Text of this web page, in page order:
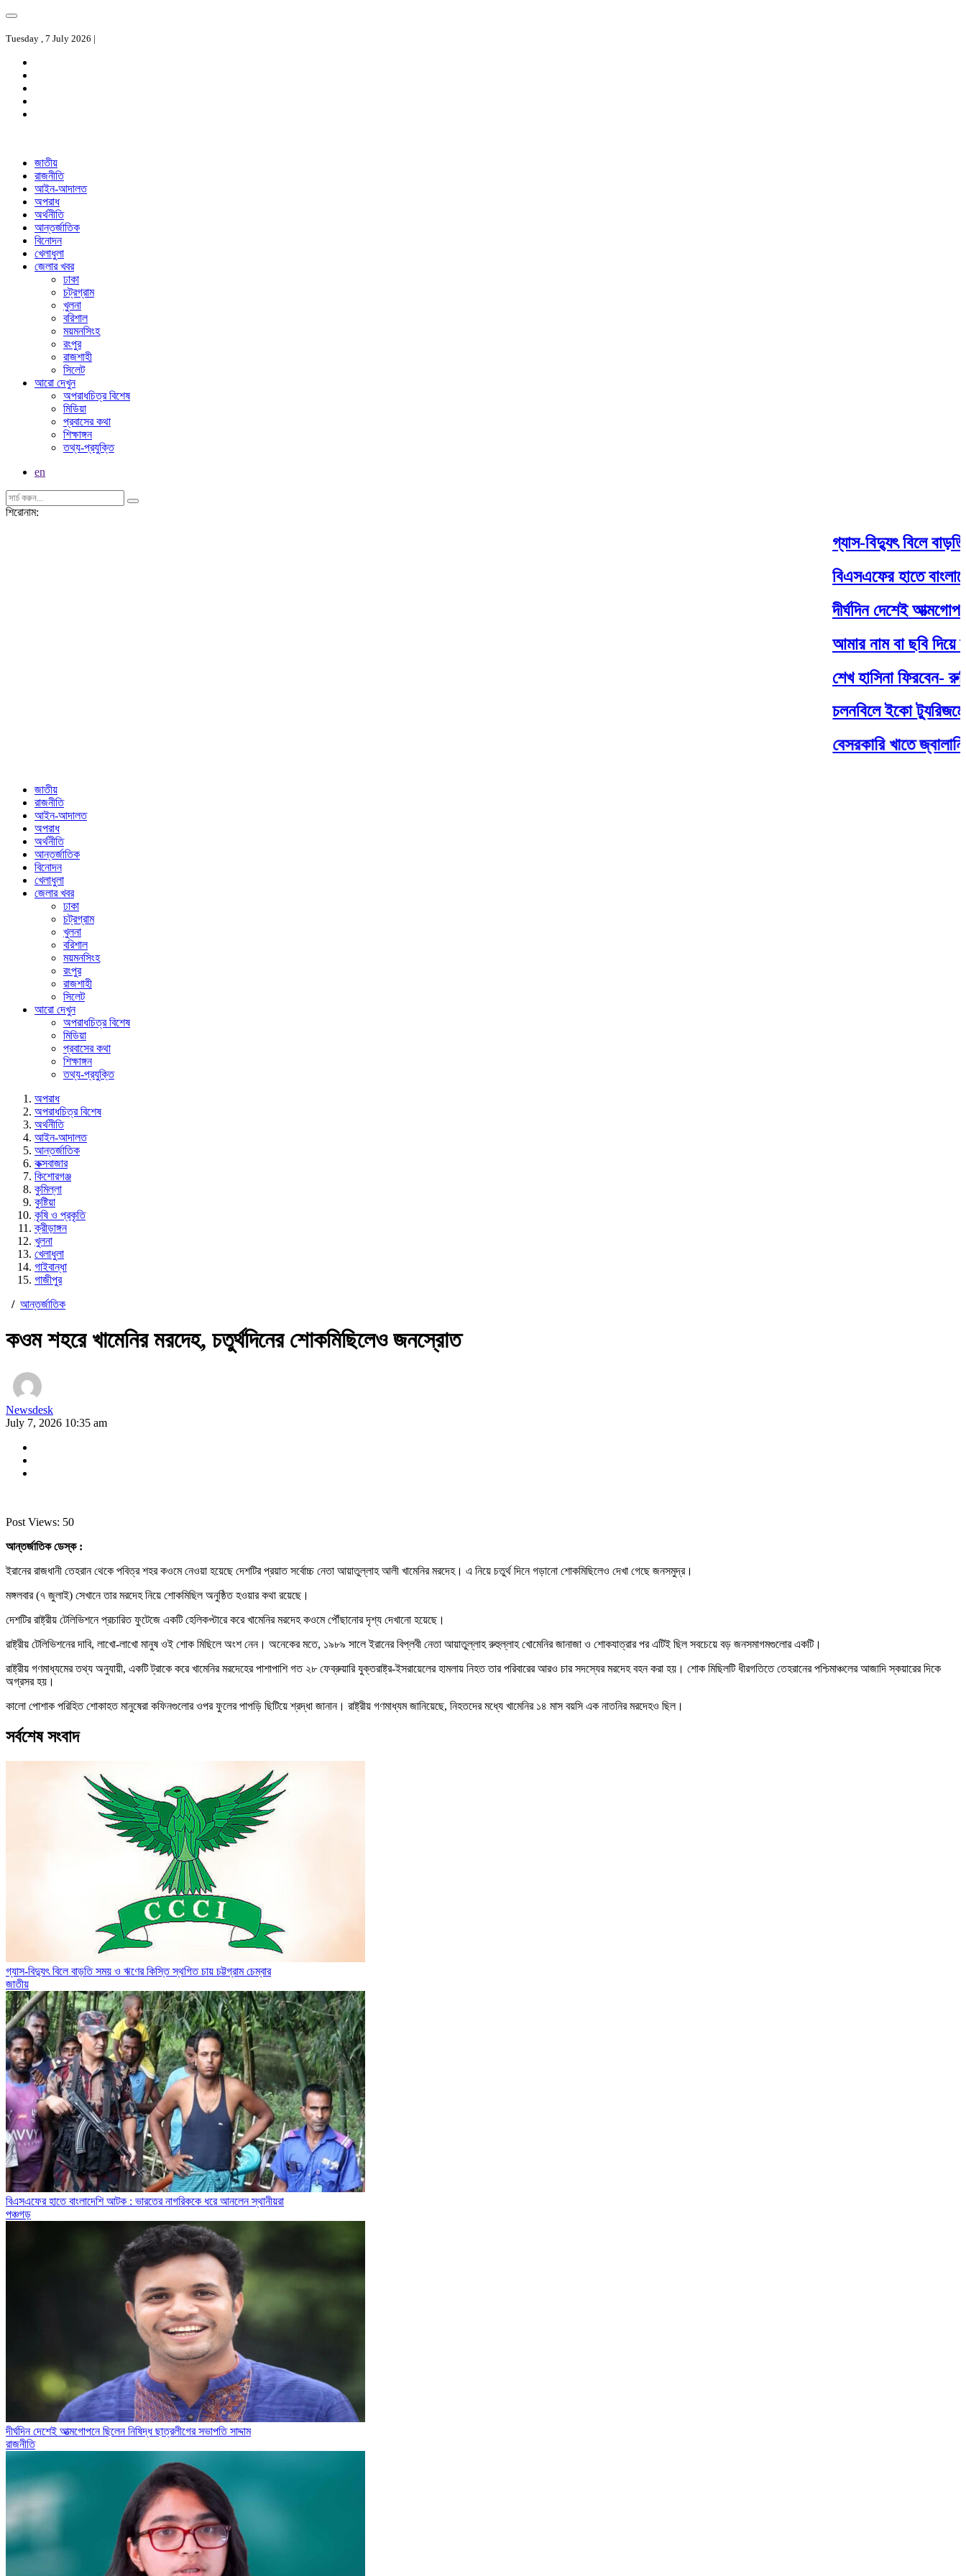
Tuesday , 7 July 2026 |
জাতীয়
রাজনীতি
আইন-আদালত
অপরাধ
অর্থনীতি
আন্তর্জাতিক
বিনোদন
খেলাধুলা
জেলার খবর
ঢাকা
চট্রগ্রাম
খুলনা
বরিশাল
ময়মনসিংহ
রংপুর
রাজশাহী
সিলেট
আরো দেখুন
অপরাধচিত্র বিশেষ
মিডিয়া
প্রবাসের কথা
শিক্ষাঙ্গন
তথ্য-প্রযুক্তি
en
শিরোনাম:
গ্যাস-বিদ্যুৎ বিলে বাড়তি
বিএসএফের হাতে
দীর্ঘদিন দেশেই আত্মগোপনে
আমার নাম বা ছবি দিয়ে যা
শেখ হাসিনা ফিরবেন-
চলনবিলে ইকো ট্যুরিজমের
বেসরকারি খাতে জ্বালানি
জাতীয়
রাজনীতি
আইন-আদালত
অপরাধ
অর্থনীতি
আন্তর্জাতিক
বিনোদন
খেলাধুলা
জেলার খবর
ঢাকা
চট্রগ্রাম
খুলনা
বরিশাল
ময়মনসিংহ
রংপুর
রাজশাহী
সিলেট
আরো দেখুন
অপরাধচিত্র বিশেষ
মিডিয়া
প্রবাসের কথা
শিক্ষাঙ্গন
তথ্য-প্রযুক্তি
অপরাধ
অপরাধচিত্র বিশেষ
অর্থনীতি
আইন-আদালত
আন্তর্জাতিক
কক্সবাজার
কিশোরগঞ্জ
কুমিল্লা
কুষ্টিয়া
কৃষি ও প্রকৃতি
ক্রীড়াঙ্গন
খুলনা
খেলাধুলা
গাইবান্ধা
গাজীপুর
/ আন্তর্জাতিক
কওম শহরে খামেনির মরদেহ, চতুর্থদিনের শোকমিছিলেও জনস্রোত
Newsdesk
July 7, 2026 10:35 am
Post Views: 50
আন্তর্জাতিক ডেস্ক :
ইরানের রাজধানী তেহরান থেকে পবিত্র শহর কওমে নেওয়া হয়েছে দেশটির প্রয়াত সর্বোচ্চ নেতা আয়াতুল্লাহ আলী খামেনির মরদেহ। এ নিয়ে চতুর্থ দিনে গড়ানো শোকমিছিলেও দেখা গেছে জনসমুদ্র।
মঙ্গলবার (৭ জুলাই) সেখানে তার মরদেহ নিয়ে শোকমিছিল অনুষ্ঠিত হওয়ার কথা রয়েছে।
দেশটির রাষ্ট্রীয় টেলিভিশনে প্রচারিত ফুটেজে একটি হেলিকপ্টারে করে খামেনির মরদেহ কওমে পৌঁছানোর দৃশ্য দেখানো হয়েছে।
রাষ্ট্রীয় টেলিভিশনের দাবি, লাখো-লাখো মানুষ ওই শোক মিছিলে অংশ নেন। অনেকের মতে, ১৯৮৯ সালে ইরানের বিপ্লবী নেতা আয়াতুল্লাহ রুহুল্লাহ খোমেনির জানাজা ও শোকযাত্রার পর এটিই ছিল সবচেয়ে বড় জনসমাগমগুলোর একটি।
রাষ্ট্রীয় গণমাধ্যমের তথ্য অনুযায়ী, একটি ট্রাকে করে খামেনির মরদেহের পাশাপাশি গত ২৮ ফেব্রুয়ারি যুক্তরাষ্ট্র-ইসরায়েলের হামলায় নিহত তার পরিবারের আরও চার সদস্যের মরদেহ বহন করা হয়। শোক মিছিলটি ধীরগতিতে তেহরানের পশ্চিমাঞ্চলের আজাদি স্কয়ারের দিকে
অগ্রসর হয়।
কালো পোশাক পরিহিত শোকাহত মানুষেরা কফিনগুলোর ওপর ফুলের পাপড়ি ছিটিয়ে শ্রদ্ধা জানান। রাষ্ট্রীয় গণমাধ্যম জানিয়েছে, নিহতদের মধ্যে খামেনির ১৪ মাস বয়সি এক নাতনির মরদেহও ছিল।
সর্বশেষ সংবাদ
গ্যাস-বিদ্যুৎ বিলে বাড়তি সময় ও ঋণের কিস্তি স্থগিত চায় চট্টগ্রাম চেম্বার
জাতীয়
বিএসএফের হাতে বাংলাদেশি আটক : ভারতের নাগরিককে ধরে আনলেন স্থানীয়রা
পঞ্চগড়
দীর্ঘদিন দেশেই আত্মগোপনে ছিলেন নিষিদ্ধ ছাত্রলীগের সভাপতি সাদ্দাম
রাজনীতি